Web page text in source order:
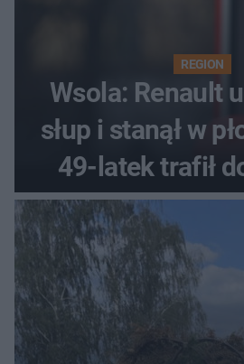
REGION
Wsola: Renault
słup i stanął w
49-latek trafił